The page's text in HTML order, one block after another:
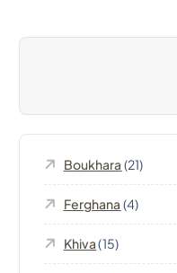
i
Boukhara (21)
Ferghana (4)
Khiva(15)